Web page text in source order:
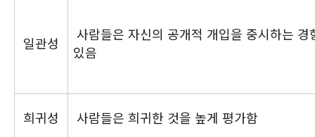
일관성
사람들은 자신의 공개적 개입을 중시하는 경
있음
희귀성 사람들은 희귀한 것을 높게 평가함